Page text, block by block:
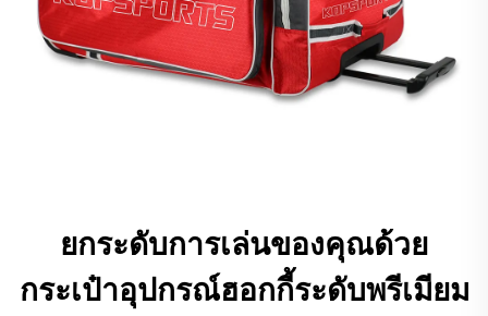
ยกระดับการเล่นของคุณด้วย
กระเป๋าอุปกรณ์ฮอกกี้ระดับพรีเมียม